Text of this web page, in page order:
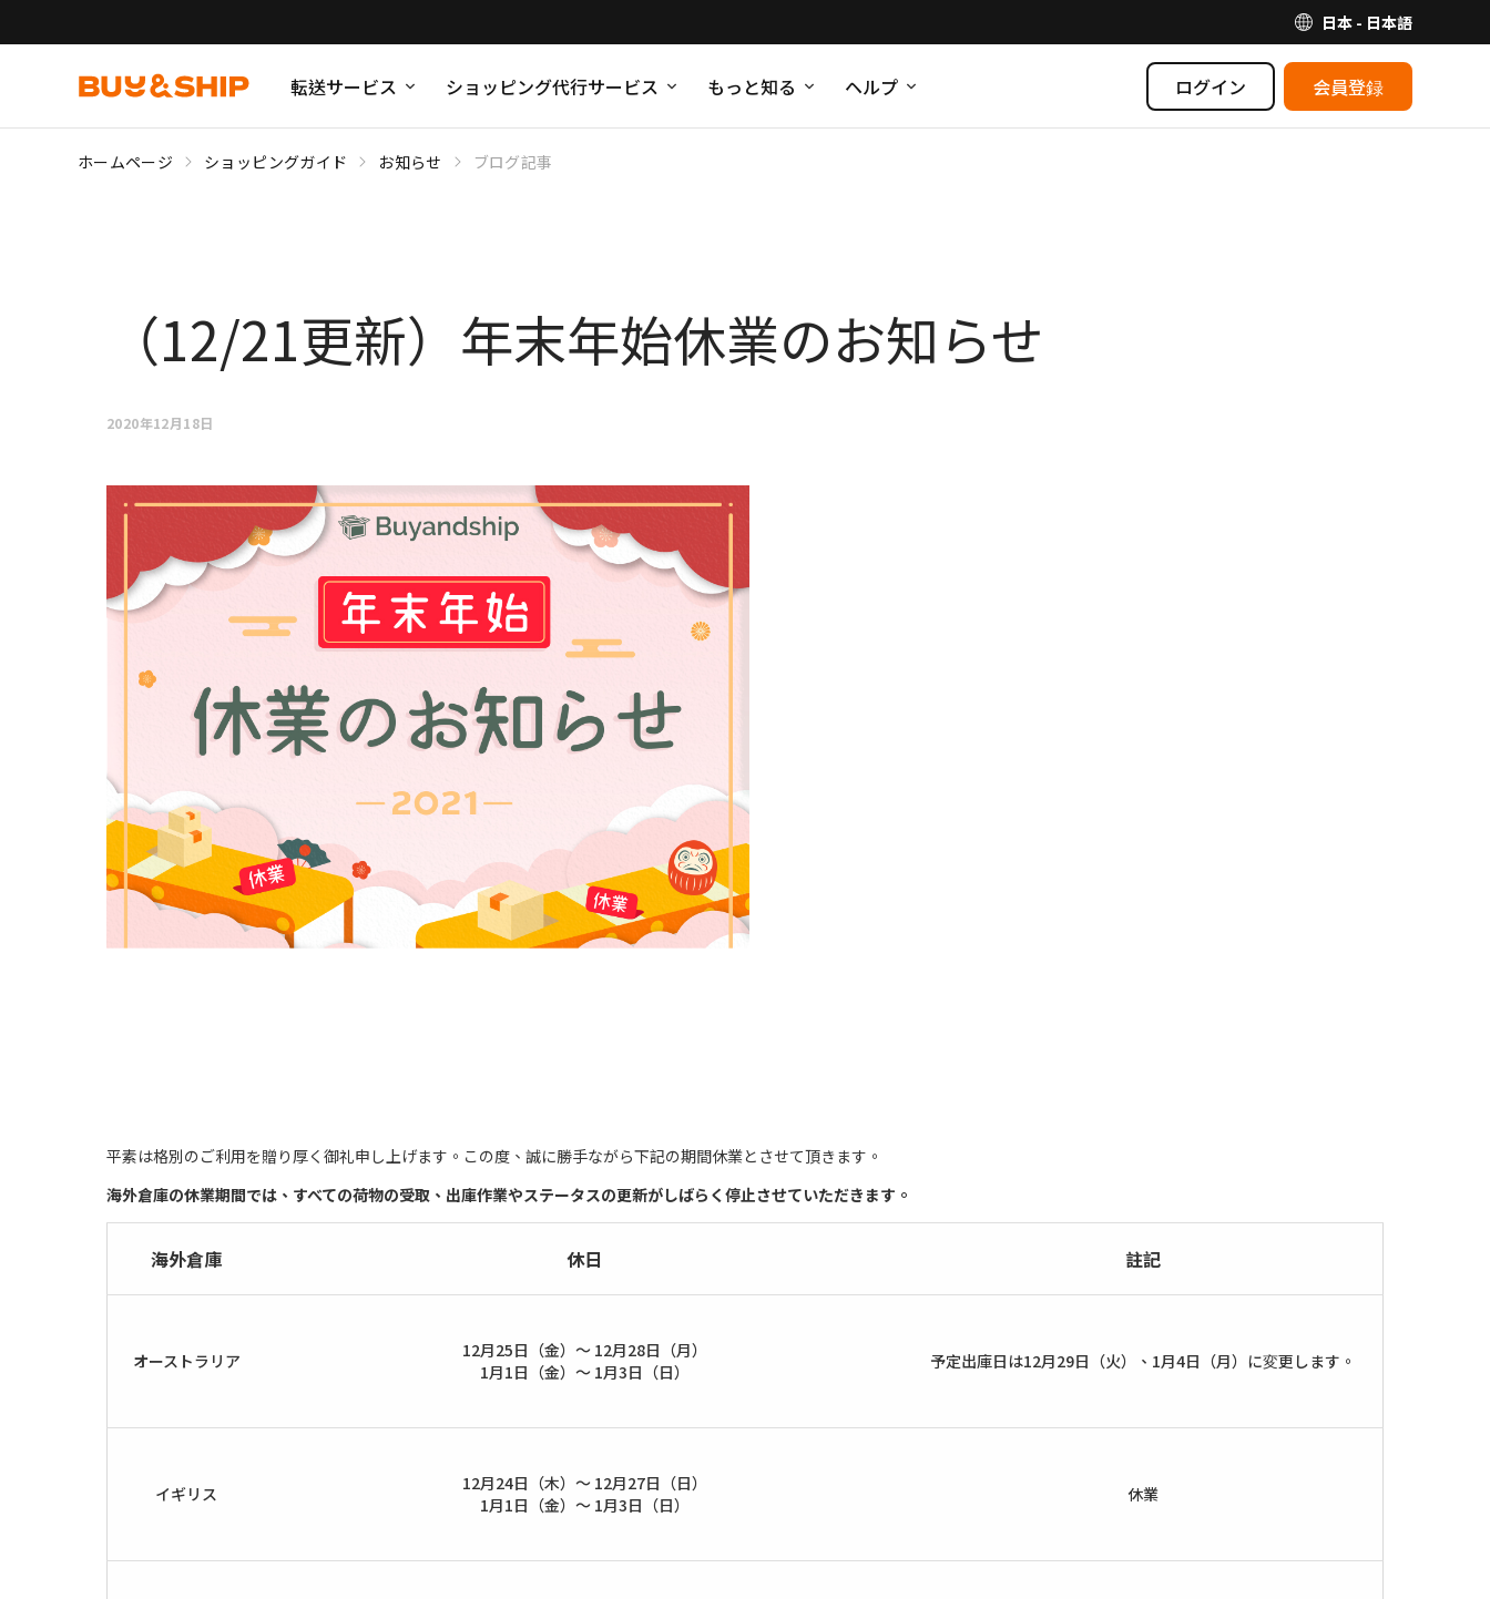
日本 - 日本語
転送サービス ショッピング代行サービス もっと知る ヘルプ ログイン 会員登録
ホームページ ショッピングガイド お知らせ ブログ記事
（12/21更新）年末年始休業のお知らせ
2020年12月18日
平素は格別のご利用を贈り厚く御礼申し上げます。この度、誠に勝手ながら下記の期間休業とさせて頂きます。
海外倉庫の休業期間では、すべての荷物の受取、出庫作業やステータスの更新がしばらく停止させていただきます。
海外倉庫 休日 註記
オーストラリア
12月25日（金）～ 12月28日（月）
1月1日（金）～ 1月3日（日）
予定出庫日は12月29日（火）、1月4日（月）に変更します。
イギリス
12月24日（木）～ 12月27日（日）
1月1日（金）～ 1月3日（日）
休業